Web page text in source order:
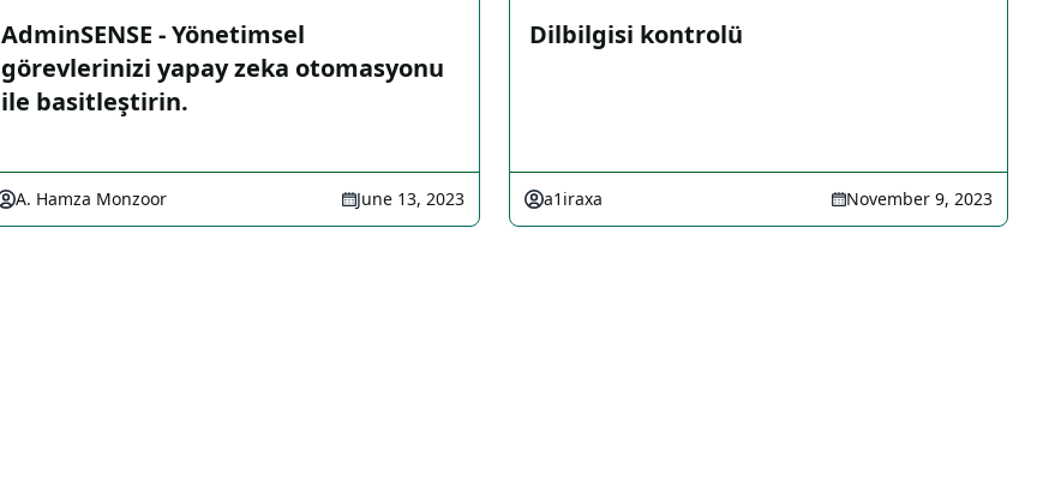
AdminSENSE - Yönetimsel
görevlerinizi yapay zeka otomasyonu
ile basitleştirin.
A. Hamza Monzoor June 13, 2023
Dilbilgisi kontrolü
a1iraxa November 9, 2023